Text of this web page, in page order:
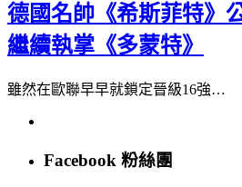
德國名帥《希斯菲特》
繼續執掌《多蒙特》
雖然在歐聯早早就鎖定晉級16強…
Facebook 粉絲團